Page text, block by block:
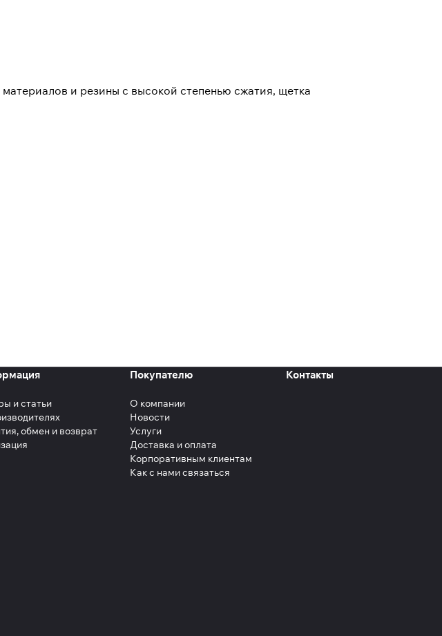
и резины с высокой степенью сжатия, щетка
и статьи
обмен и возврат
Покупателю
О компании
Новости
Услуги
Доставка и оплата
Корпоративным клиентам
Как с нами связаться
Контакты